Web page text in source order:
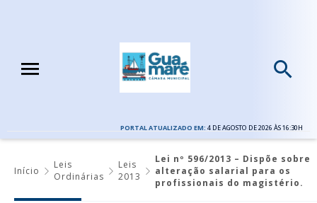
PORTAL ATUALIZADO EM: 4 DE AGOSTO DE 2026 ÀS 16:30H
Início
Leis
Ordinárias
Leis
2013
Lei nº 596/2013 – Dispõe sobre
alteração salarial para os
profissionais do magistério.